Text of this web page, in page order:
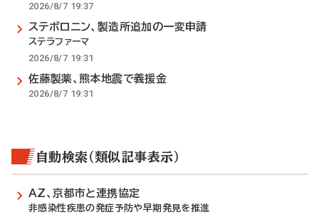
2026/8/7 19:37
ステボロニン、製造所追加の一変申請
ステラファーマ
2026/8/7 19:31
佐藤製薬、熊本地震で義援金
2026/8/7 19:31
自動検索（類似記事表示）
AZ、京都市と連携協定
非感染性疾患の発症予防や早期発見を推進